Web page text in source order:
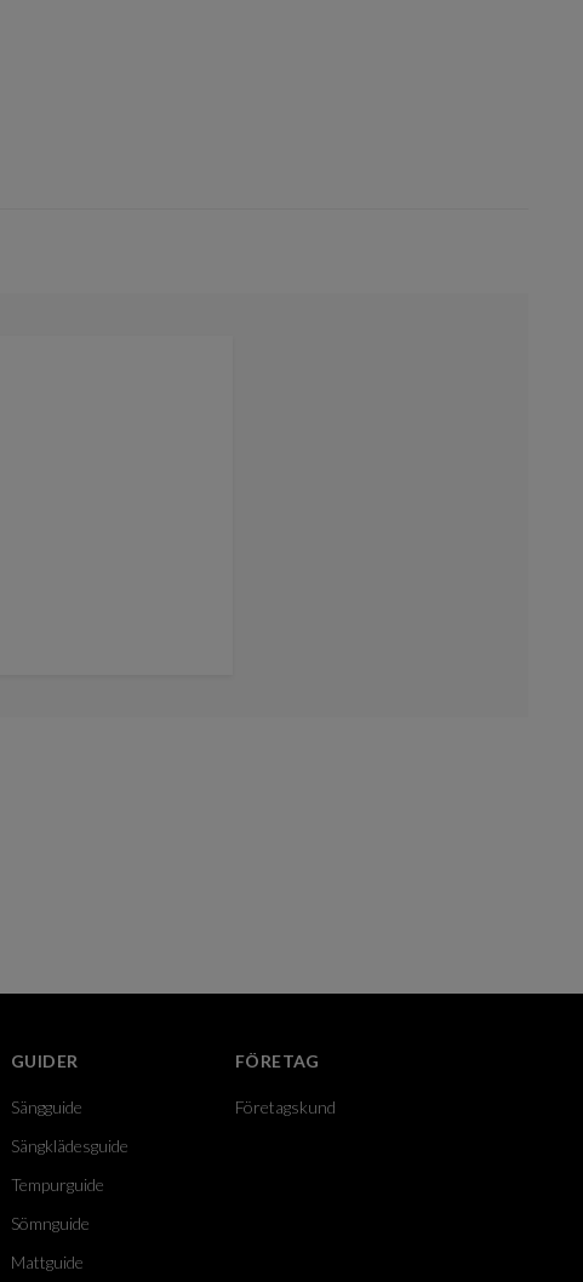
GUIDER
Sängguide
Sängklädesguide
Tempurguide
Sömnguide
Mattguide
FÖRETAG
Företagskund